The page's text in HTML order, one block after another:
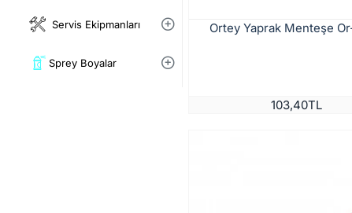
Servis Ekipmanları
Sprey Boyalar
Ortey Yaprak Menteşe
103,40TL